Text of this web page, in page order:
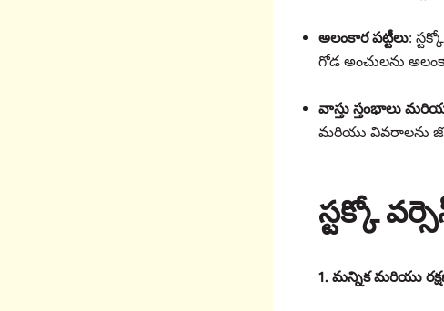
అలంకార పట్టీలు:
గోడ అంచులను
వాస్తు స్తంభాలు
మరియు వివరాలను
స్టక్కో
1. మన్నిక మరియు